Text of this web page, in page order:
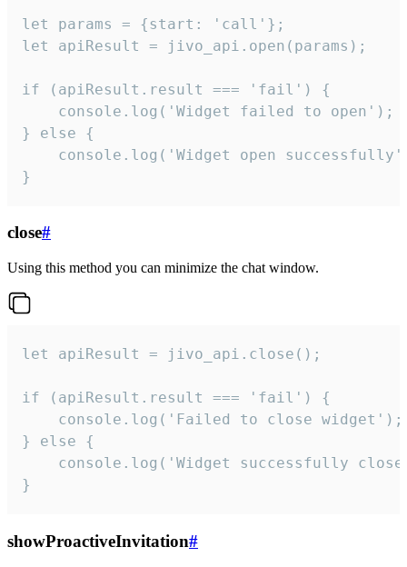
let params = {start: 'call'};
let apiResult = jivo_api.open(params);
if (apiResult.result === 'fail') {
    console.log('Widget failed to open');
} else {
console.log('Widget open
}
close#
Using this method you can minimize the chat window.
let apiResult = jivo_api.close();
if (apiResult.result === 'fail') {
    console.log('Failed to close widget');
} else {
console.log('Widget successfully
}
showProactiveInvitation#